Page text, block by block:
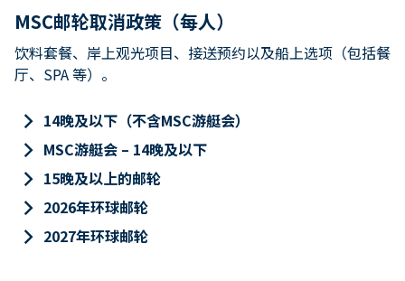
MSC邮轮取消政策（每人）
饮料套餐、岸上观光项目、接送预约以及船上选项（包括餐
厅、SPA 等）。
keyboard_arrow_right 14晚及以下（不含MSC游艇会）
keyboard_arrow_right MSC游艇会 – 14晚及以下
keyboard_arrow_right 15晚及以上的邮轮
keyboard_arrow_right 2026年环球邮轮
keyboard_arrow_right 2027年环球邮轮